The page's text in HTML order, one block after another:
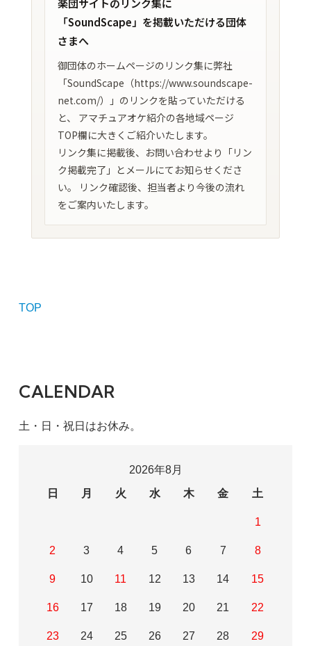
「SoundScape」を掲載いただける団体
さまへ
御団体のホームページのリンク集に弊社
「SoundScape（https://www.soundscape-
net.com/）」のリンクを貼っていただける
と、 アマチュアオケ紹介の各地域ページ
TOP欄に大きくご紹介いたします。
リンク集に掲載後、お問い合わせより「リン
ク掲載完了」とメールにてお知らせくださ
い。 リンク確認後、担当者より今後の流れ
をご案内いたします。
TOP
CALENDAR
土・日・祝日はお休み。
2026年8月
日
月 火 水 木 金 土
1
2 3 4 5 6 7 8
9 10 11 12 13 14 15
16 17 18 19 20 21 22
23 24 25 26 27 28 29